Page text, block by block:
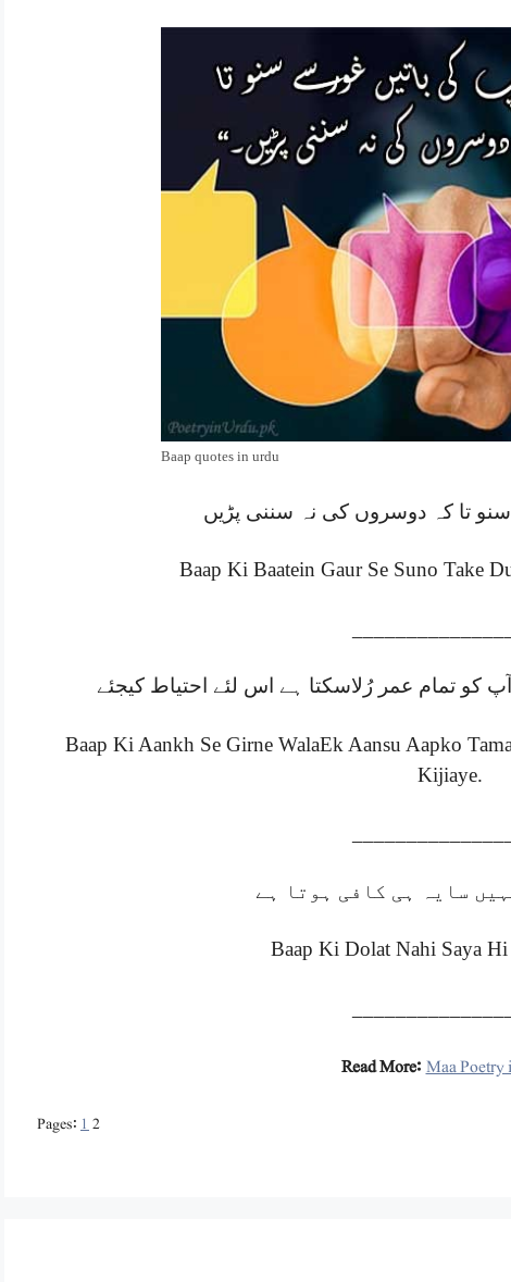
Baap quotes in urdu
تا کہ دوسروں کی نہ سننی پڑیں
Baap Ki Baatein Gaur Se Suno Take
کو تمام عمر رُلاسکتا ہے اس لئے احتیاط کیجئے
Baap Ki Aankh Se Girne WalaEk Aansu Aapko
Kijiaye.
سایہ ہی کافی ہوتا ہے
Baap Ki Dolat Nahi Saya
Read More:Maa Poetry
Pages:12